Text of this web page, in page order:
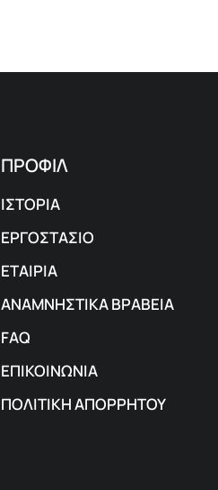
ΠΡΟΦΙΛ
ΙΣΤΟΡΙΑ
ΕΡΓΟΣΤΑΣΙΟ
ΕΤΑΙΡΙΑ
ΑΝΑΜΝΗΣΤΙΚΑ ΒΡΑΒΕΙΑ
FAQ
ΕΠΙΚΟΙΝΩΝΙΑ
ΠΟΛΙΤΙΚΗ ΑΠΟΡΡΗΤΟΥ